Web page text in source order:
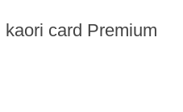
kaori card Premium